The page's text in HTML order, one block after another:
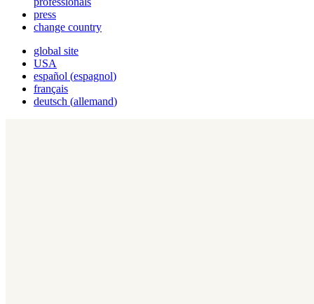
press
change country
global site
USA
español (espagnol)
français
deutsch (allemand)